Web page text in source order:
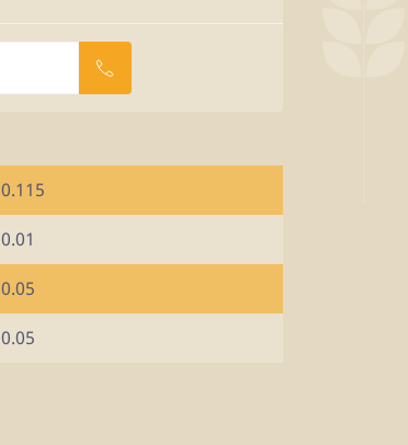
0.115
0.01
0.05
0.05